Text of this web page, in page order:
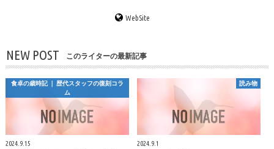
WebSite
NEW POST このライターの最新記事
食卓の歳時記 ｜ 歴代スタッフの復刻コラ
ム
2024.9.15
読み物
2024.9.1